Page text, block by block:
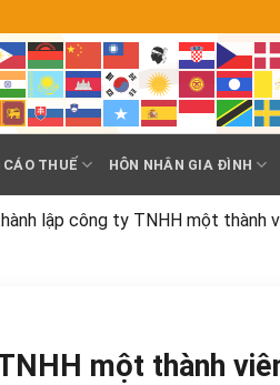
CÁO THUẾ HÔN NHÂN GIA ĐÌNH
lập công ty TNHH một thành
một thành